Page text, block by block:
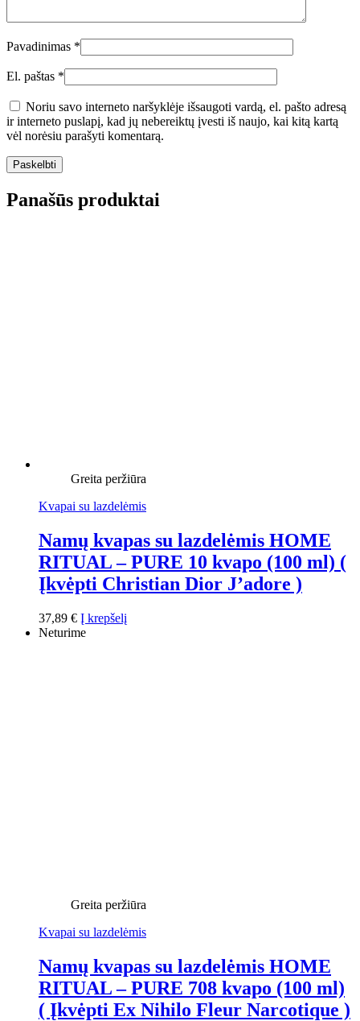
Pavadinimas *
El. paštas *
Noriu savo interneto naršyklėje išsaugoti vardą, el. pašto adresą
ir interneto puslapį, kad jų nebereiktų įvesti iš naujo, kai kitą kartą
vėl norėsiu parašyti komentarą.
Panašūs produktai
Greita peržiūra
Kvapai su lazdelėmis
Namų kvapas su lazdelėmis HOME
RITUAL – PURE 10 kvapo (100 ml) (
Įkvėpti Christian Dior J’adore )
37,89 € Į krepšelį
Neturime
Greita peržiūra
Kvapai su lazdelėmis
Namų kvapas su lazdelėmis HOME
RITUAL – PURE 708 kvapo (100 ml)
( Įkvėpti Ex Nihilo Fleur Narcotique )